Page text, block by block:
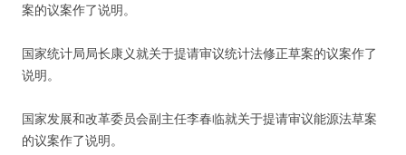
案的议案作了说明。
国家统计局局长康义就关于提请审议统计法修正草案的议案作了
说明。
国家发展和改革委员会副主任李春临就关于提请审议能源法草案
的议案作了说明。